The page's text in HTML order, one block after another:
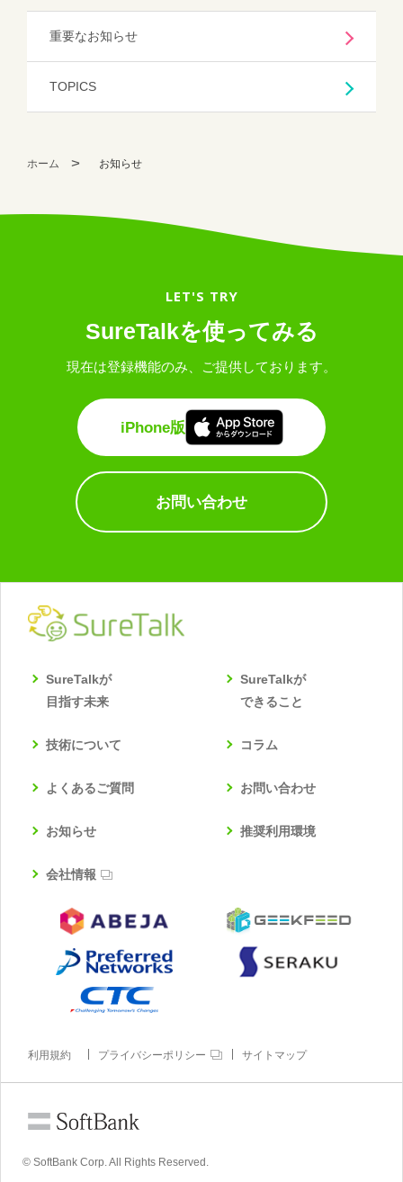
重要なお知らせ
TOPICS
ホーム お知らせ
LET'S TRY
SureTalkを使ってみる
現在は登録機能のみ、ご提供しております。
iPhone版
お問い合わせ
SureTalkが
目指す未来
SureTalkが
できること
技術について コラム
よくあるご質問 お問い合わせ
お知らせ 推奨利用環境
会社情報
利用規約 プライバシーポリシー サイトマップ
© SoftBank Corp. All Rights Reserved.